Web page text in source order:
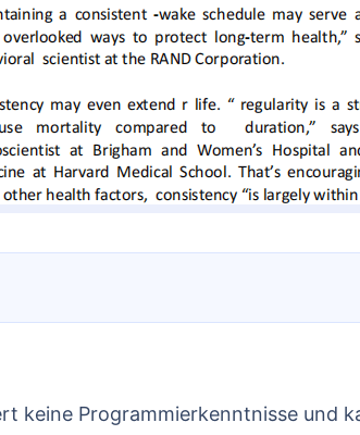
keine Programmierkenntnisse und